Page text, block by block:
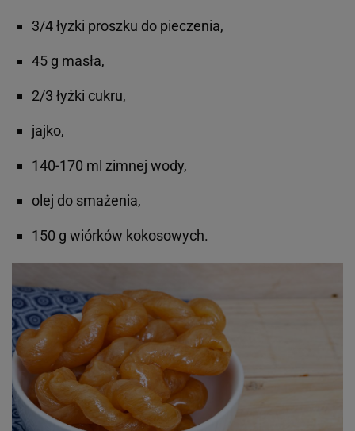
3/4 łyżki proszku do pieczenia,
45 g masła,
2/3 łyżki cukru,
jajko,
140-170 ml zimnej wody,
olej do smażenia,
150 g wiórków kokosowych.